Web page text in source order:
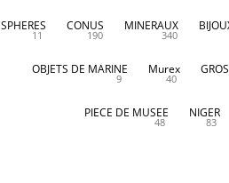
SPHERES
11
CONUS
190
MINERAUX
340
OBJETS DE MARINE
9
Murex
40
PIECE DE MUSEE
48
NIGER
83